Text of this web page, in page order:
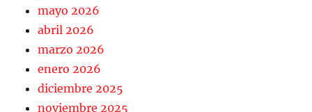
mayo 2026
abril 2026
marzo 2026
enero 2026
diciembre 2025
noviembre 2025